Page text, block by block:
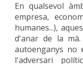
En qualsevol
empresa,
humanes...),
d'anar de la
autoenganys no
l'adversari